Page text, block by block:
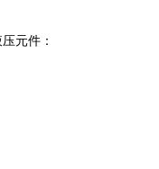
元件：